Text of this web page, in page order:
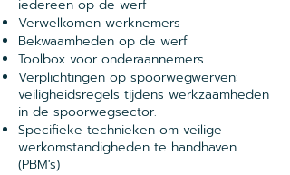
iedereen op de werf
Verwelkomen werknemers
Bekwaamheden op de werf
Toolbox voor onderaannemers
Verplichtingen op spoorwegwerven:
veiligheidsregels tijdens werkzaamheden
in de spoorwegsector.
Specifieke technieken om veilige
werkomstandigheden te handhaven
(PBM's)